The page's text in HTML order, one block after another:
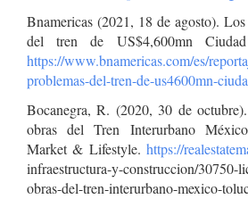
Bnamericas (2021, 18 de agosto).
del tren de US$4,600mn
https://www.bnamericas.com/es/
problemas-del-tren-de-us4600mn-
Bocanegra, R. (2020, 30 de
obras del Tren Interurbano
Market & Lifestyle. https://
infraestructura-y-construccion/30750-
obras-del-tren-interurbano-mexico-